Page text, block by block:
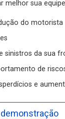
melhor sua
do motorista
sinistros da sua
de
e